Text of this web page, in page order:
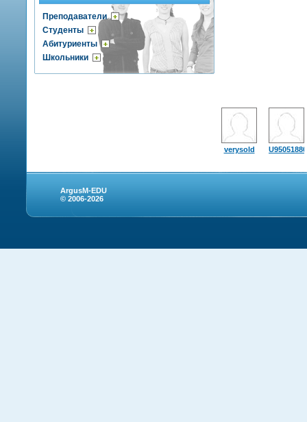
verysold
Преподаватели
Студенты
Абитуриенты
Школьники
ArgusM-EDU
© 2006-2026